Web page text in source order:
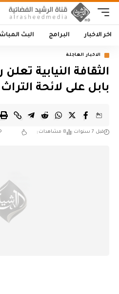
اخر الاخبار البرامج البث
الاخبار العاجلة
الثقافة النيابية
بابل على لائحة
قبل 7 سنوات 8 مشاهدات